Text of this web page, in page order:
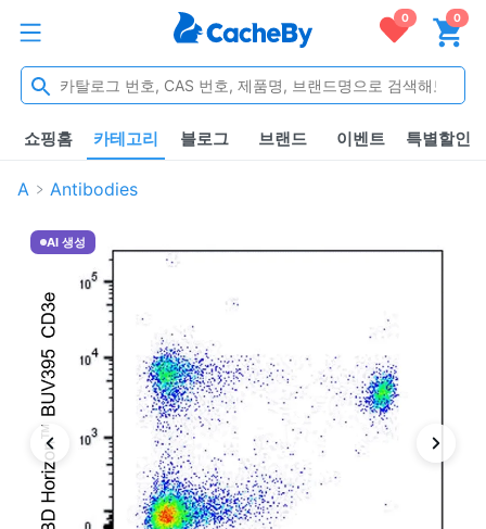
0 0
쇼핑홈 카테고리 블로그 브랜드 이벤트 특별할인
A Antibodies
AI 생성